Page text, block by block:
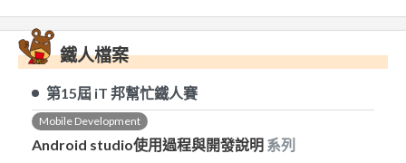
鐵人檔案
第15屆 iT 邦幫忙鐵人賽
Mobile Development
Android studio使用過程與開發說明 系列